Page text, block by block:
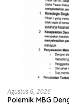
Agustus 6, 2026
Polemik MBG